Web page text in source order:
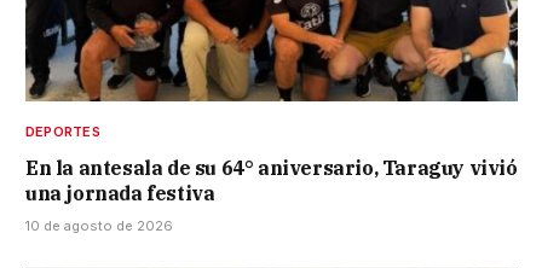
DEPORTES
En la antesala de su 64° aniversario, Taraguy vivió
una jornada festiva
10 de agosto de 2026